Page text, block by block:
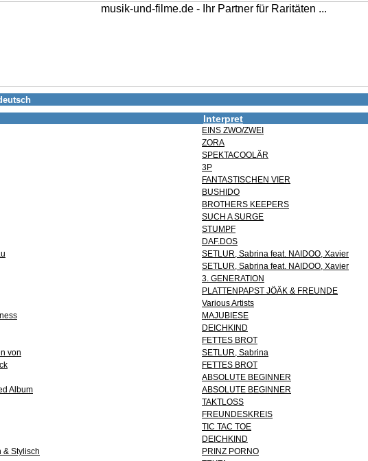
Interpret
EINS ZWO/ZWEI
ZORA
SPEKTACOOLÄR
3P
FANTASTISCHEN VIER
BUSHIDO
BROTHERS KEEPERS
SUCH A SURGE
STUMPF
DAF.DOS
SETLUR, Sabrina feat. NAIDOO, Xavier
SETLUR, Sabrina feat. NAIDOO, Xavier
3. GENERATION
PLATTENPAPST JÖÄK & FREUNDE
Various Artists
MAJUBIESE
DEICHKIND
FETTES BROT
von
SETLUR, Sabrina
FETTES BROT
ABSOLUTE BEGINNER
Album
ABSOLUTE BEGINNER
TAKTLOSS
FREUNDESKREIS
TIC TAC TOE
DEICHKIND
& Stylisch
PRINZ PORNO